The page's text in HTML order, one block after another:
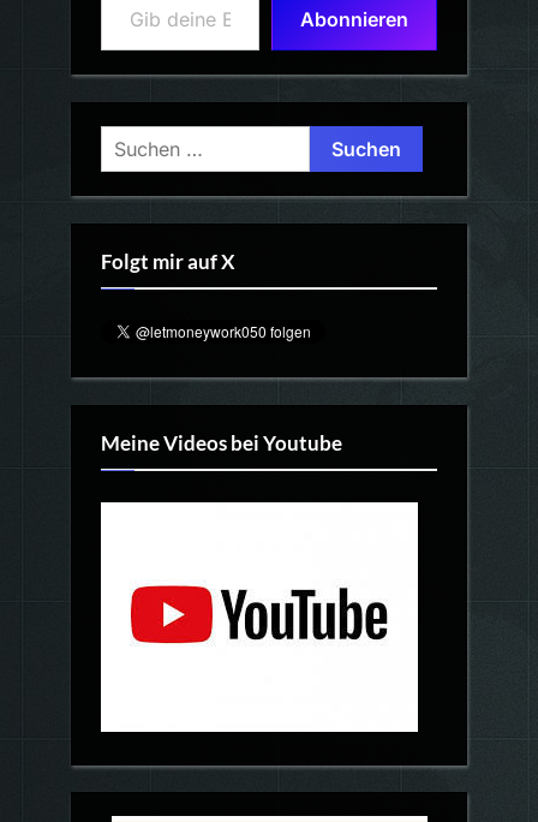
Abonnieren
Suchen
nach:
Folgt mir auf X
Meine Videos bei Youtube